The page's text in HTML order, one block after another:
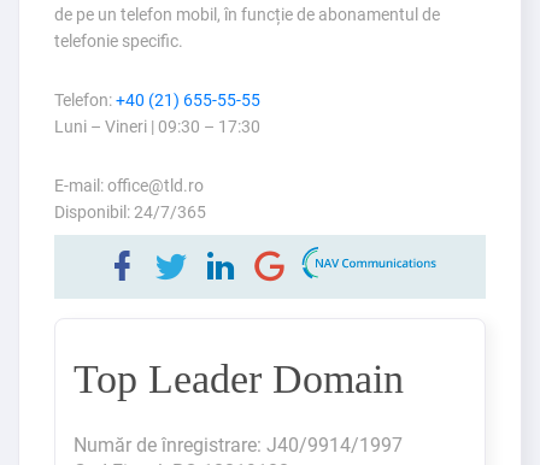
de pe un telefon mobil, în funcție de abonamentul de
telefonie specific.
Telefon:+40 (21) 655-55-55
Luni – Vineri | 09:30 – 17:30
E-mail: office@tld.ro
Disponibil: 24/7/365
Top Leader Domain
Număr de înregistrare: J40/9914/1997